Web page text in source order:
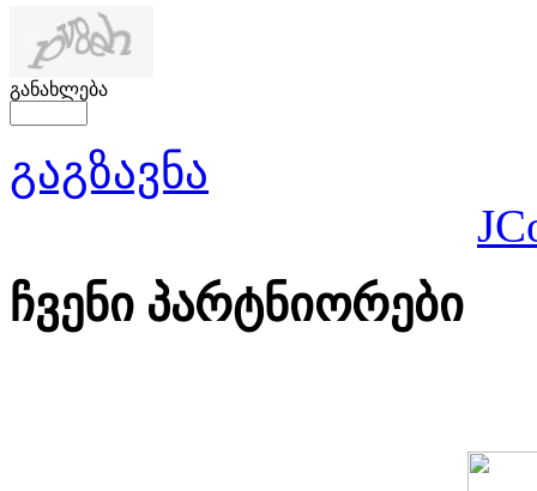
განახლება
გაგზავნა
ჩვენი პარტნიორები